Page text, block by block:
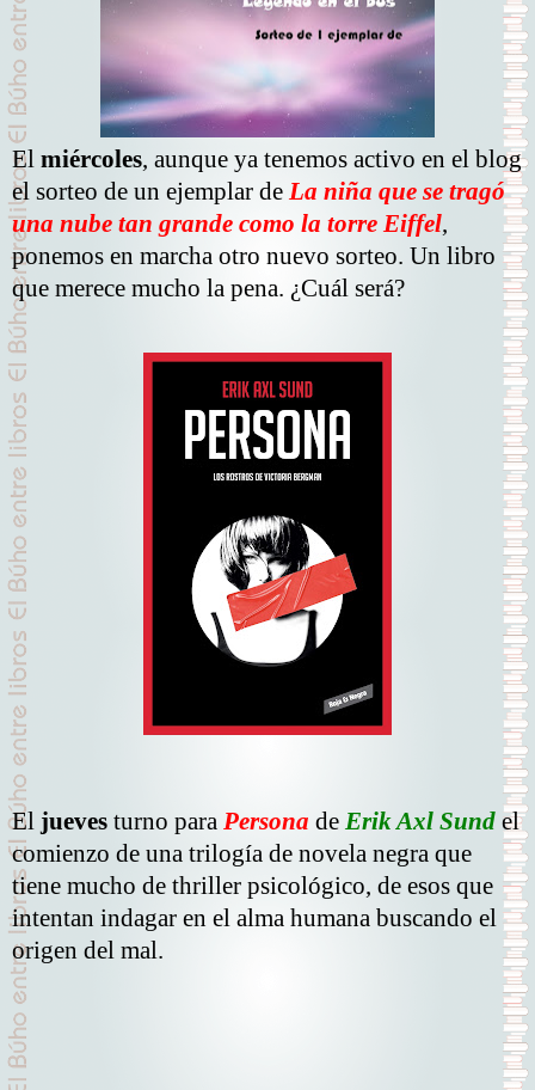
El miércoles, aunque ya tenemos activo en el blog
el sorteo de un ejemplar de La niña que se tragó
una nube tan grande como la torre Eiffel,
ponemos en marcha otro nuevo sorteo. Un libro
que merece mucho la pena. ¿Cuál será?
El jueves turno para Persona de Erik Axl Sund el
comienzo de una trilogía de novela negra que
tiene mucho de thriller psicológico, de esos que
intentan indagar en el alma humana buscando el
origen del mal.